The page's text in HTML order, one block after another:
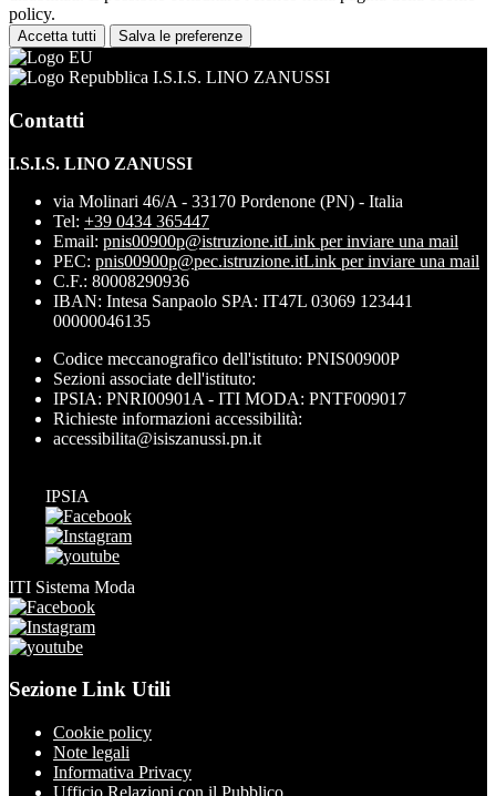
policy.
Accetta tutti Salva le preferenze
I.S.I.S. LINO ZANUSSI
Contatti
I.S.I.S. LINO ZANUSSI
via Molinari 46/A - 33170 Pordenone (PN) - Italia
Tel: +39 0434 365447
Email: pnis00900p@istruzione.itLink per inviare una mail
PEC: pnis00900p@pec.istruzione.itLink per inviare una mail
C.F.: 80008290936
IBAN: Intesa Sanpaolo SPA: IT47L 03069 123441
00000046135
Codice meccanografico dell'istituto: PNIS00900P
Sezioni associate dell'istituto:
IPSIA: PNRI00901A - ITI MODA: PNTF009017
Richieste informazioni accessibilità:
accessibilita@isiszanussi.pn.it
IPSIA
ITI Sistema Moda
Sezione Link Utili
Cookie policy
Note legali
Informativa Privacy
Ufficio Relazioni con il Pubblico